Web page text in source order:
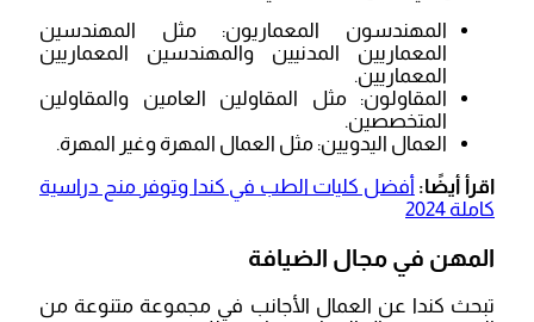
المهندسون المعماريون: مثل المهندسين
المعماريين المدنيين والمهندسين المعماريين
المعماريين.
المقاولون: مثل المقاولين العامين والمقاولين
المتخصصين.
العمال اليدويين: مثل العمال المهرة وغير المهرة.
اقرأ أيضًا: أفضل كليات الطب في كندا وتوفر منح دراسية
كاملة 2024
المهن في مجال الضيافة
تبحث كندا عن العمال الأجانب في مجموعة متنوعة من